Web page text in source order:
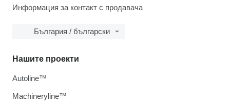
Информация за контакт с продавача
България / български
Нашите проекти
Autoline™
Machineryline™